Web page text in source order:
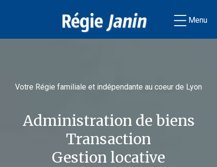
Menu
Votre Régie familiale et indépendante au coeur de Lyon
Administration de biens
Transaction
Gestion locative